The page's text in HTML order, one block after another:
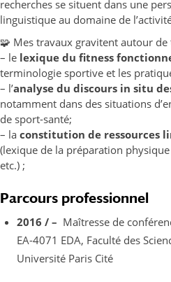
recherches se situent dans une
linguistique au domaine de
🧩 Mes travaux gravitent autour
– le lexique du fitness
terminologie sportive et les
– l’analyse du discours in situ
notamment dans des situations
de sport-santé;
– la constitution de ressources
(lexique de la préparation
etc.) ;
Parcours professionnel
2016 / – Maîtresse de
EA-4071 EDA, Faculté des
Université Paris Cité